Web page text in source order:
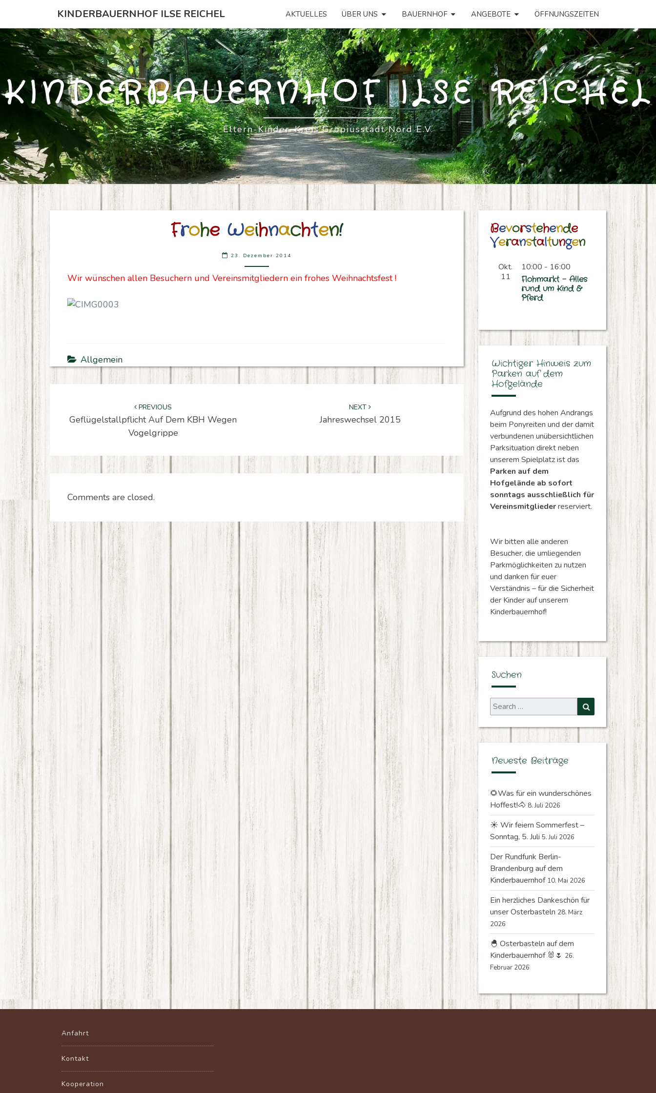
content
KINDERBAUERNHOF ILSE REICHEL AKTUELLES ÜBER UNS BAUERNHOF ANGEBOTE ÖFFNUNGSZEITEN
KINDERBAUERNHOF ILSE REICHEL
Eltern-Kinder-Kreis Gropiusstadt Nord E.V.
WEIHNACHTEN!
Frohe Weihnachten!
23. Dezember 2014
Wir wünschen allen Besuchern und Vereinsmitgliedern ein frohes Weihnachtsfest !
Allgemein
PREVIOUS
Geflügelstallpflicht Auf Dem KBH Wegen
Vogelgrippe
NEXT
Jahreswechsel 2015
Comments are closed.
Bevorstehende
Veranstaltungen
Okt.
11
10:00 - 16:00
Flohmarkt– Alles
rund um Kind &
Pferd
Wichtiger Hinweis zum
Parken auf dem
Hofgelände
Aufgrund des hohen Andrangs
beim Ponyreiten und der damit
verbundenen unübersichtlichen
Parksituation direkt neben
unserem Spielplatz ist das
Parken auf dem
Hofgelände ab sofort
sonntags ausschließlich für
Vereinsmitgliederreserviert.
Wir bitten alle anderen
Besucher, die umliegenden
Parkmöglichkeiten zu nutzen
und danken für euer
Verständnis – für die Sicherheit
der Kinder auf unserem
Kinderbauernhof!
Suchen
Search
for:
Neueste Beiträge
🌻Was für ein wunderschönes
Hoffest!🐴 8. Juli 2026
☀️ Wir feiern Sommerfest –
Sonntag, 5. Juli 5. Juli 2026
Der Rundfunk Berlin-
Brandenburg auf dem
Kinderbauernhof 10. Mai 2026
Ein herzliches Dankeschön für
unser Osterbasteln 28. März
2026
🐣 Osterbasteln auf dem
Kinderbauernhof 🐰🌷 26.
Februar 2026
Anfahrt
Kontakt
Kooperation